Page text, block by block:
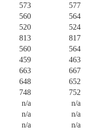
573
577
560
564
520
524
813
817
560
564
459
463
663
667
648
652
748
752
n/a
n/a
n/a
n/a
n/a
n/a